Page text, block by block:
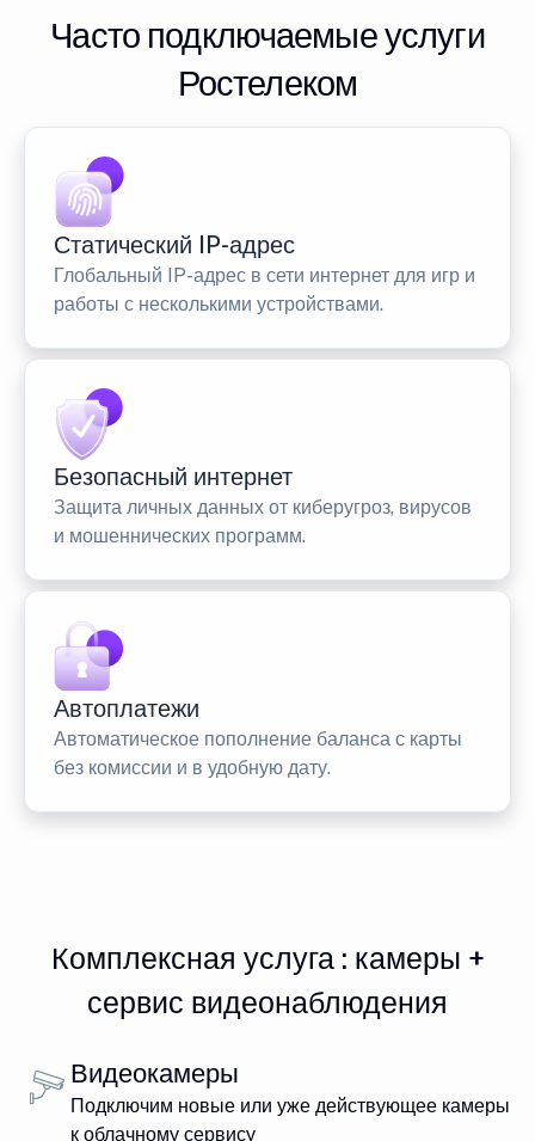
Часто подключаемые услуги
Ростелеком
Статический IP-адрес
Глобальный IP-адрес в сети интернет для игр и
работы с несколькими устройствами.
Безопасный интернет
Защита личных данных от киберугроз, вирусов
и мошеннических программ.
Автоплатежи
Автоматическое пополнение баланса с карты
без комиссии и в удобную дату.
Комплексная услуга : камеры +
сервис видеонаблюдения
Видеокамеры
Подключим новые или уже действующее камеры
к облачному сервису